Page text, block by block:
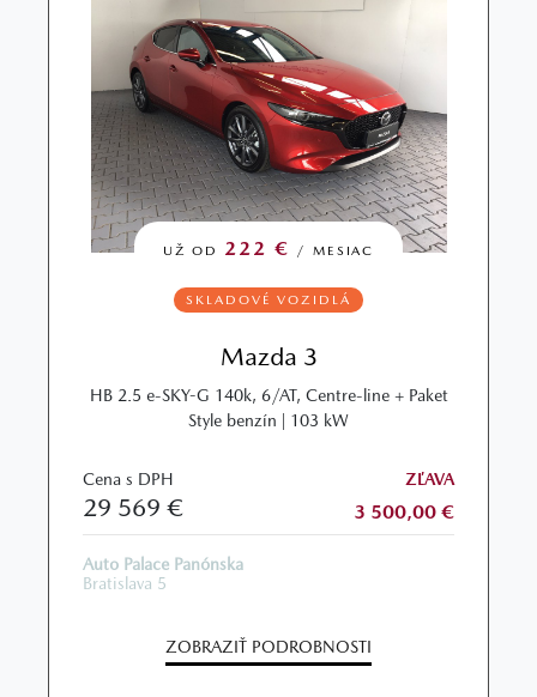
UŽ OD 222 € / MESIAC
SKLADOVÉ VOZIDLÁ
Mazda 3
HB 2.5 e-SKY-G 140k, 6/AT, Centre-line + Paket
Style benzín | 103 kW
Cena s DPH
29 569 €
ZĽAVA
3 500,00 €
Auto Palace Panónska
Bratislava 5
ZOBRAZIŤ PODROBNOSTI